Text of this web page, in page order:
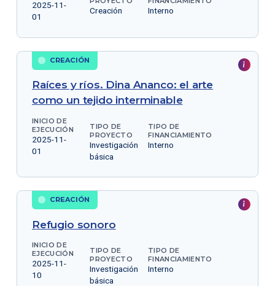
2025-11-
01
Creación Interno
CREACIÓN
Raíces y ríos. Dina Ananco: el arte
como un tejido interminable
INICIO DE
EJECUCIÓN
2025-11-
01
TIPO DE
PROYECTO
Investigación
básica
TIPO DE
FINANCIAMIENTO
Interno
CREACIÓN
Refugio sonoro
INICIO DE
EJECUCIÓN
2025-11-
10
TIPO DE
PROYECTO
Investigación
básica
TIPO DE
FINANCIAMIENTO
Interno